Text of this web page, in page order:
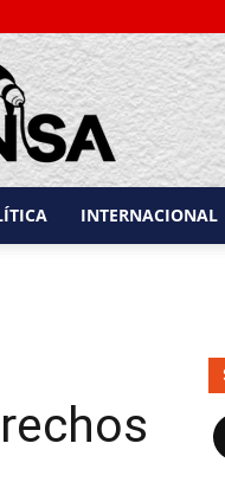
INTERNACIONAL